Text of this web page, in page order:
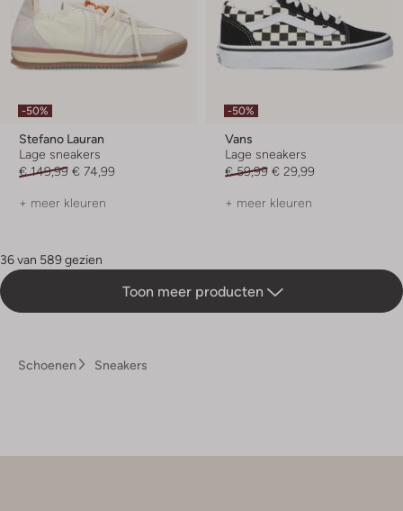
-50%
Stefano Lauran
Lage sneakers
€ 149,99 € 74,99
+ meer kleuren
-50%
Vans
Lage sneakers
€ 59,99 € 29,99
+ meer kleuren
36 van 589 gezien
Toon meer producten
Schoenen Sneakers